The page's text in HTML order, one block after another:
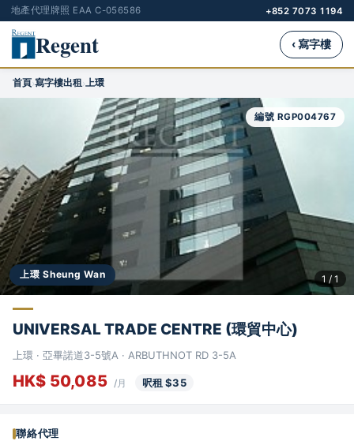
地產代理牌照 EAA C-056586 +852 7073 1194
Regent ‹ 寫字樓
首頁›寫字樓出租›上環
上環 Sheung Wan
編號 RGP004767
1 / 1
UNIVERSAL TRADE CENTRE (環貿中心)
上環 · 亞畢諾道3-5號A · ARBUTHNOT RD 3-5A
HK$ 50,085 /月 呎租 $35
聯絡代理